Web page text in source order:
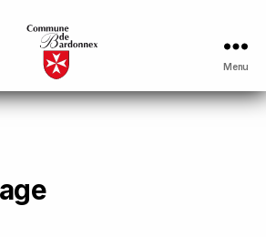
Menu